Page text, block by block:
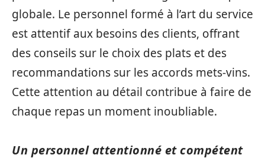
globale. Le personnel formé à l’art du service
est attentif aux besoins des clients, offrant
des conseils sur le choix des plats et des
recommandations sur les accords mets-vins.
Cette attention au détail contribue à faire de
chaque repas un moment inoubliable.
Un personnel attentionné et compétent